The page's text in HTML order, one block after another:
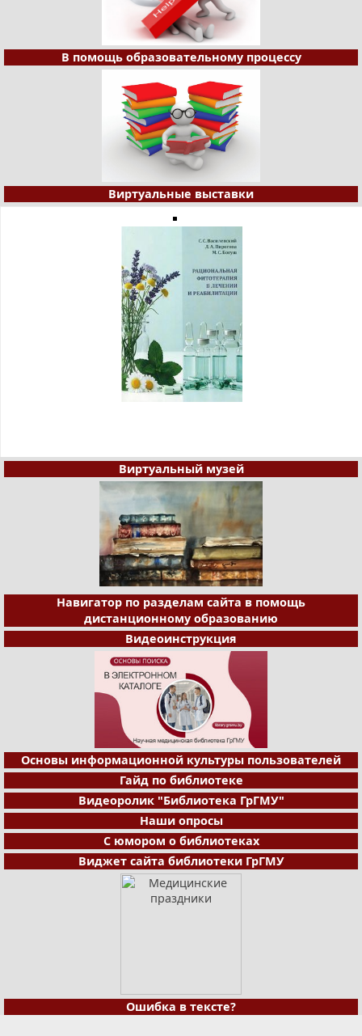
В помощь образовательному процессу
Виртуальные выставки
Виртуальный музей
Навигатор по разделам сайта в помощь
дистанционному образованию
Видеоинструкция
Основы информационной культуры пользователей
Гайд по библиотеке
Видеоролик "Библиотека ГрГМУ"
Наши опросы
С юмором о библиотеках
Виджет сайта библиотеки ГрГМУ
Ошибка в тексте?